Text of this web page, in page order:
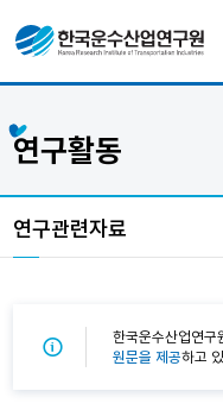
연구활동
연구관련자료
한국운수산업연구
원문을 제공하고